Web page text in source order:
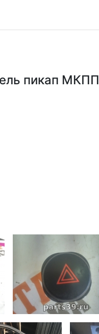
пикап МКПП